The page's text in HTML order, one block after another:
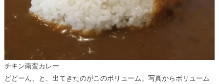
チキン南蛮カレー
どどーん、と、出てきたのがこのボリューム。写真からボリューム